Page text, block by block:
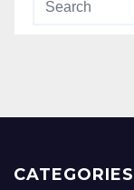
CATEGORIES